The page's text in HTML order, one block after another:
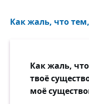
Современный
ослепительно
Возвышаю свой
чтоб с домами
это наша зима
Как жаль, что
Как жаль,
твоё
моё